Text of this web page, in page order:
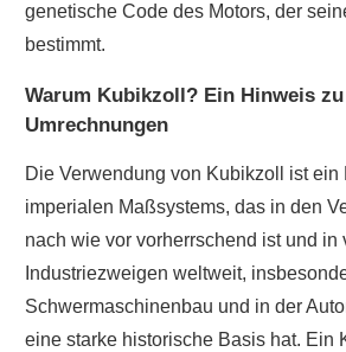
genetische Code des Motors, der
bestimmt.
Warum Kubikzoll? Ein Hinweis
Umrechnungen
Die Verwendung von Kubikzoll ist ein
imperialen Maßsystems, das in den
nach wie vor vorherrschend ist und in
Industriezweigen weltweit,
Schwermaschinenbau und in der
eine starke historische Basis hat. Ein